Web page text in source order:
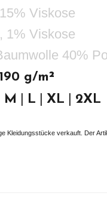
Viskose
1% Viskose
40%
g/m²
M | L | XL | 2XL
Kleidungsstücke verkauft. Der